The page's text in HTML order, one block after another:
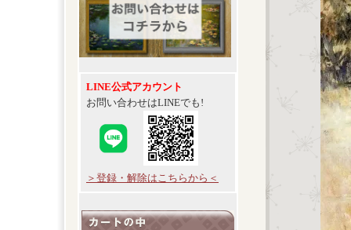
LINE公式アカウント
お問い合わせはLINEでも!
＞登録・解除はこちらから＜